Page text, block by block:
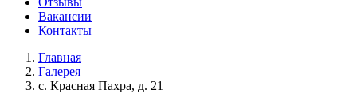
Вакансии
Контакты
Главная
Галерея
с. Красная Пахра, д. 21